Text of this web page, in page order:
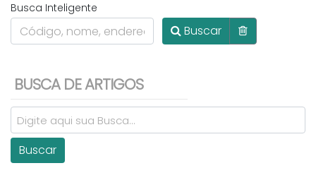
Busca Inteligente
Buscar
BUSCA DE ARTIGOS